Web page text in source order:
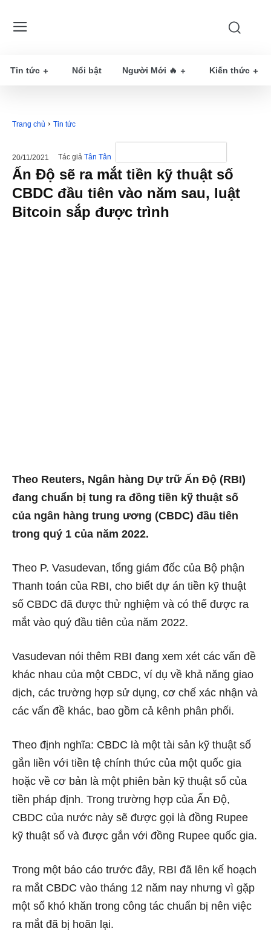
Tin tức Nổi bật Người Mới 🔥 Kiến thức
Trang chủ Tin tức
20/11/2021 Tác giả Tân Tân
Ấn Độ sẽ ra mắt tiền kỹ thuật số
CBDC đầu tiên vào năm sau, luật
Bitcoin sắp được trình
Theo Reuters, Ngân hàng Dự trữ Ấn Độ (RBI)
đang chuẩn bị tung ra đồng tiền kỹ thuật số
của ngân hàng trung ương (CBDC) đầu tiên
trong quý 1 của năm 2022.
Theo P. Vasudevan, tổng giám đốc của Bộ phận
Thanh toán của RBI, cho biết dự án tiền kỹ thuật
số CBDC đã được thử nghiệm và có thể được ra
mắt vào quý đầu tiên của năm 2022.
Vasudevan nói thêm RBI đang xem xét các vấn đề
khác nhau của một CBDC, ví dụ về khả năng giao
dịch, các trường hợp sử dụng, cơ chế xác nhận và
các vấn đề khác, bao gồm cả kênh phân phối.
Theo định nghĩa: CBDC là một tài sản kỹ thuật số
gắn liền với tiền tệ chính thức của một quốc gia
hoặc về cơ bản là một phiên bản kỹ thuật số của
tiền pháp định. Trong trường hợp của Ấn Độ,
CBDC của nước này sẽ được gọi là đồng Rupee
kỹ thuật số và được gắn với đồng Rupee quốc gia.
Trong một báo cáo trước đây, RBI đã lên kế hoạch
ra mắt CBDC vào tháng 12 năm nay nhưng vì gặp
một số khó khăn trong công tác chuẩn bị nên việc
ra mắt đã bị hoãn lại.